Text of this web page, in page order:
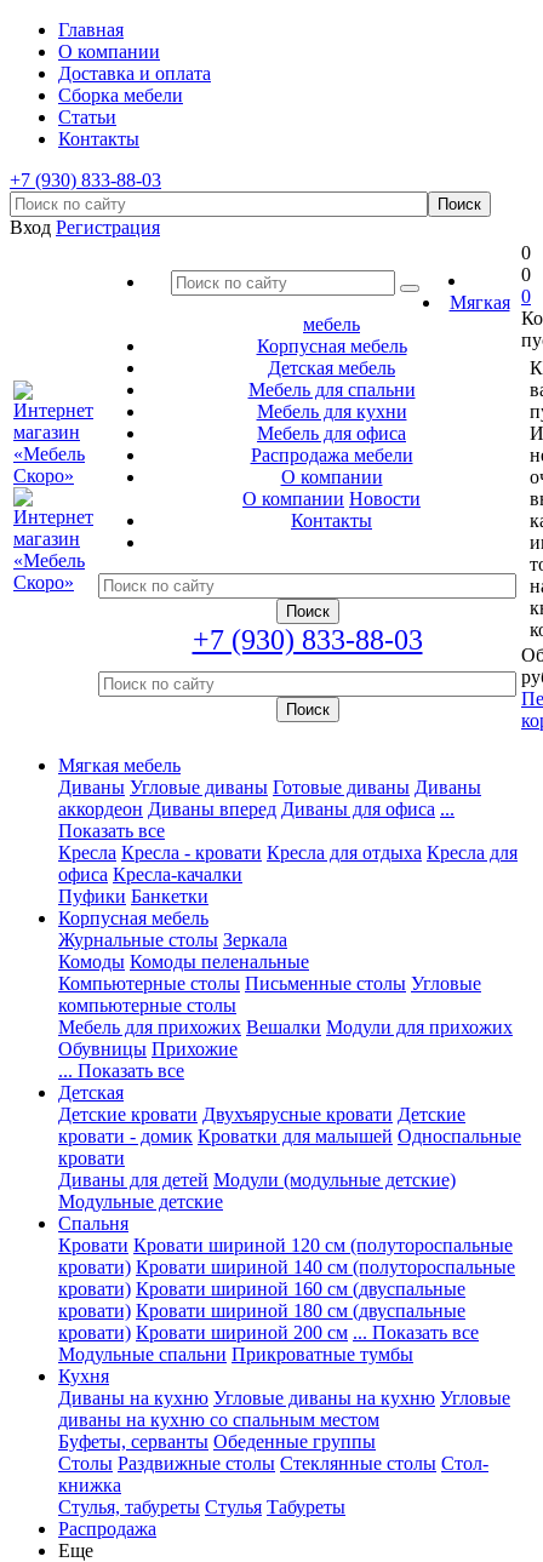
Главная
О компании
Доставка и оплата
Сборка мебели
Статьи
Контакты
+7 (930) 833-88-03
Вход Регистрация
Мягкая
мебель
Корпусная мебель
Детская мебель
Мебель для спальни
Мебель для кухни
Мебель для офиса
Распродажа мебели
О компании
О компании Новости
Контакты
+7 (930) 833-88-03
0
0
0
Мягкая мебель
Диваны Угловые диваны Готовые диваны Диваны
аккордеон Диваны вперед Диваны для офиса ...
Показать все
Кресла Кресла - кровати Кресла для отдыха Кресла для
офиса Кресла-качалки
Пуфики Банкетки
Корпусная мебель
Журнальные столы Зеркала
Комоды Комоды пеленальные
Компьютерные столы Письменные столы Угловые
компьютерные столы
Мебель для прихожих Вешалки Модули для прихожих
Обувницы Прихожие
... Показать все
Детская
Детские кровати Двухъярусные кровати Детские
кровати - домик Кроватки для малышей Односпальные
кровати
Диваны для детей Модули (модульные детские)
Модульные детские
Спальня
Кровати Кровати шириной 120 см (полутороспальные
кровати) Кровати шириной 140 см (полутороспальные
кровати) Кровати шириной 160 см (двуспальные
кровати) Кровати шириной 180 см (двуспальные
кровати) Кровати шириной 200 см ... Показать все
Модульные спальни Прикроватные тумбы
Кухня
Диваны на кухню Угловые диваны на кухню Угловые
диваны на кухню со спальным местом
Буфеты, серванты Обеденные группы
Столы Раздвижные столы Стеклянные столы Стол-
книжка
Стулья, табуреты Стулья Табуреты
Распродажа
Еще